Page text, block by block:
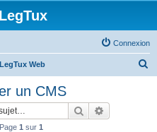
Connexion
LegTux Web
un CMS
Rechercher
1 sur 1